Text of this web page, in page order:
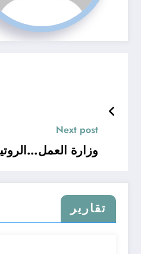
Next post
وزارة
تقارير